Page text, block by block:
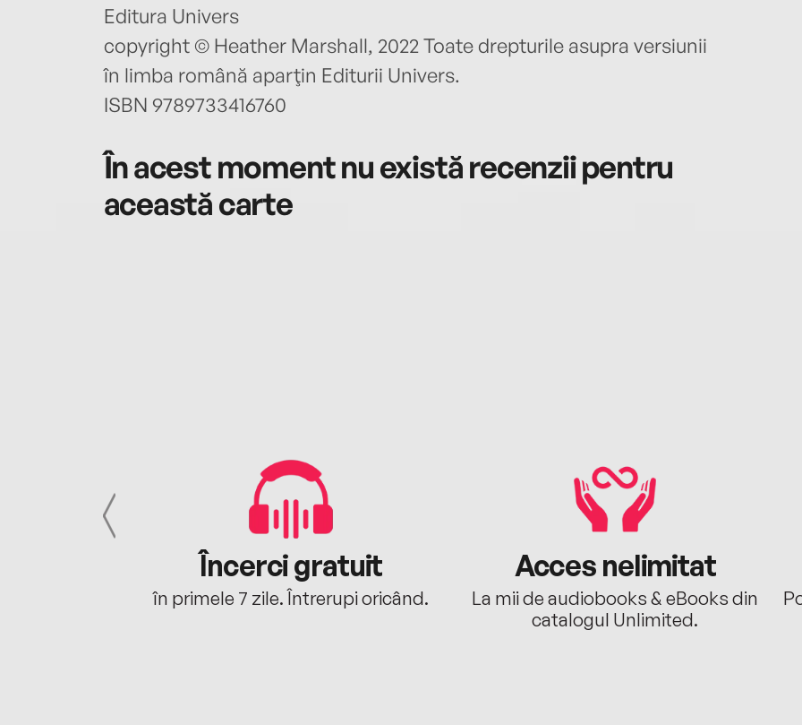
Editura Univers
copyright © Heather Marshall, 2022 Toate drepturile asupra versiunii
în limba română aparţin Editurii Univers.
ISBN 9789733416760
În acest moment nu există recenzii pentru
această carte
Încerci gratuit
în primele 7 zile. Întrerupi oricând.
Acces nelimitat
La mii de audiobooks & eBooks din
catalogul Unlimited.